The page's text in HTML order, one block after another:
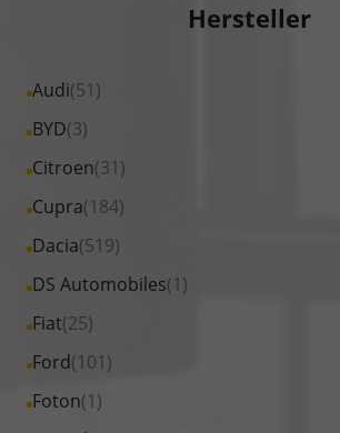
Hersteller
Audi(51)
Alle
Fahrzeuge
Audi
anzeigen
BYD(3)
Alle
Fahrzeuge
BYD
anzeigen
Citroen(31)
Alle
Fahrzeuge
Citroen
anzeigen
Cupra(184)
Alle
Fahrzeuge
Cupra
anzeigen
Dacia(519)
Alle
Fahrzeuge
Dacia
anzeigen
DS Automobiles(1)
Alle
Fahrzeuge
DS
Automobiles
Fiat(25)
Alle
Fahrzeuge
Fiat
Ford(101)
Alle
Fahrzeuge
Foton(1)
Alle